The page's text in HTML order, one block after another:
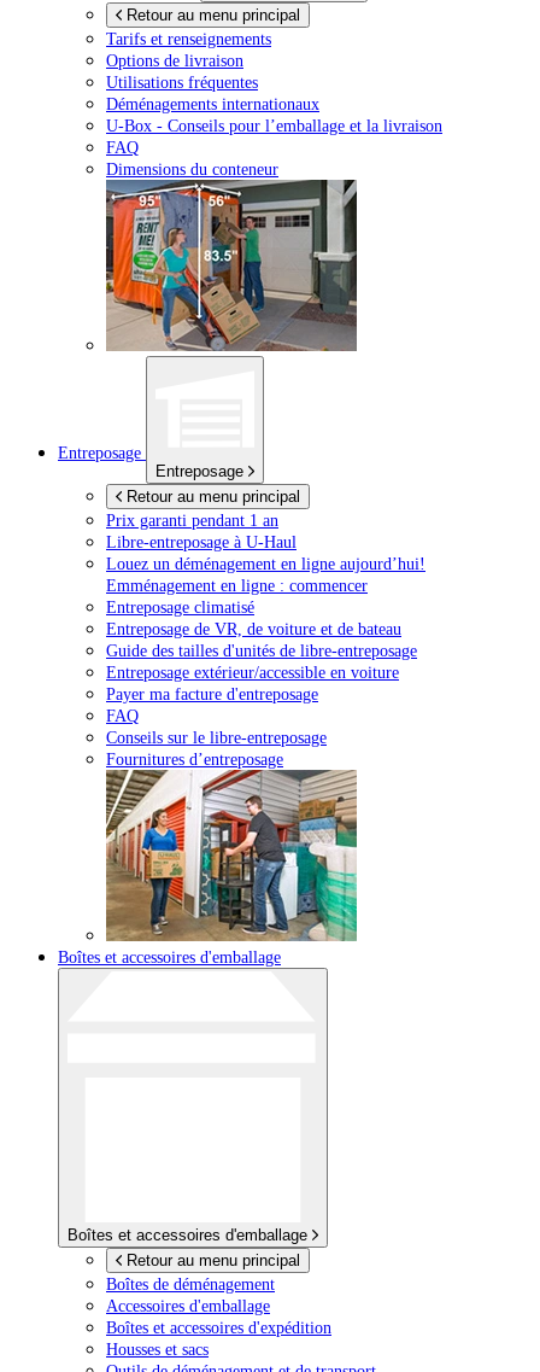
Retour au menu principal
Tarifs et renseignements
Options de livraison
Utilisations fréquentes
Déménagements internationaux
U-Box - Conseils pour l’emballage et la livraison
FAQ
Dimensions du conteneur
Entreposage
Entreposage
Retour au menu principal
Prix garanti pendant 1 an
Libre-entreposage à U-Haul
Louez un déménagement en ligne aujourd’hui!
Emménagement en ligne : commencer
Entreposage climatisé
Entreposage de VR, de voiture et de bateau
Guide des tailles d'unités de libre-entreposage
Entreposage extérieur/accessible en voiture
Payer ma facture d'entreposage
FAQ
Conseils sur le libre-entreposage
Fournitures d’entreposage
Boîtes et accessoires d'emballage
Boîtes et accessoires d'emballage
Retour au menu principal
Boîtes de déménagement
Accessoires d'emballage
Boîtes et accessoires d'expédition
Housses et sacs